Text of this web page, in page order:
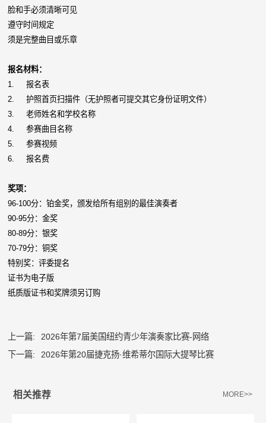
脸和手必须清晰可见
遵守时间规定
须是完整曲目或乐章
报名材料：
1. 报名表
2. 护照首页扫描件（无护照者可提交其它身份证明文件）
3. 老师姓名和学校名称
4. 参赛曲目名称
5. 参赛视频
6. 报名费
奖项：
96-100分：铂金奖，颁发给所有组别的最佳演奏者
90-95分：金奖
80-89分：银奖
70-79分：铜奖
特别奖：评委提名
证书为电子版
纸质版证书和奖牌须另订购
上一篇:
2026年第7届美国纽约青少年演奏家比赛-网络
下一篇:
2026年第20届捷克扬·维希蒂尔国际大提琴比赛
相关推荐 MORE>>